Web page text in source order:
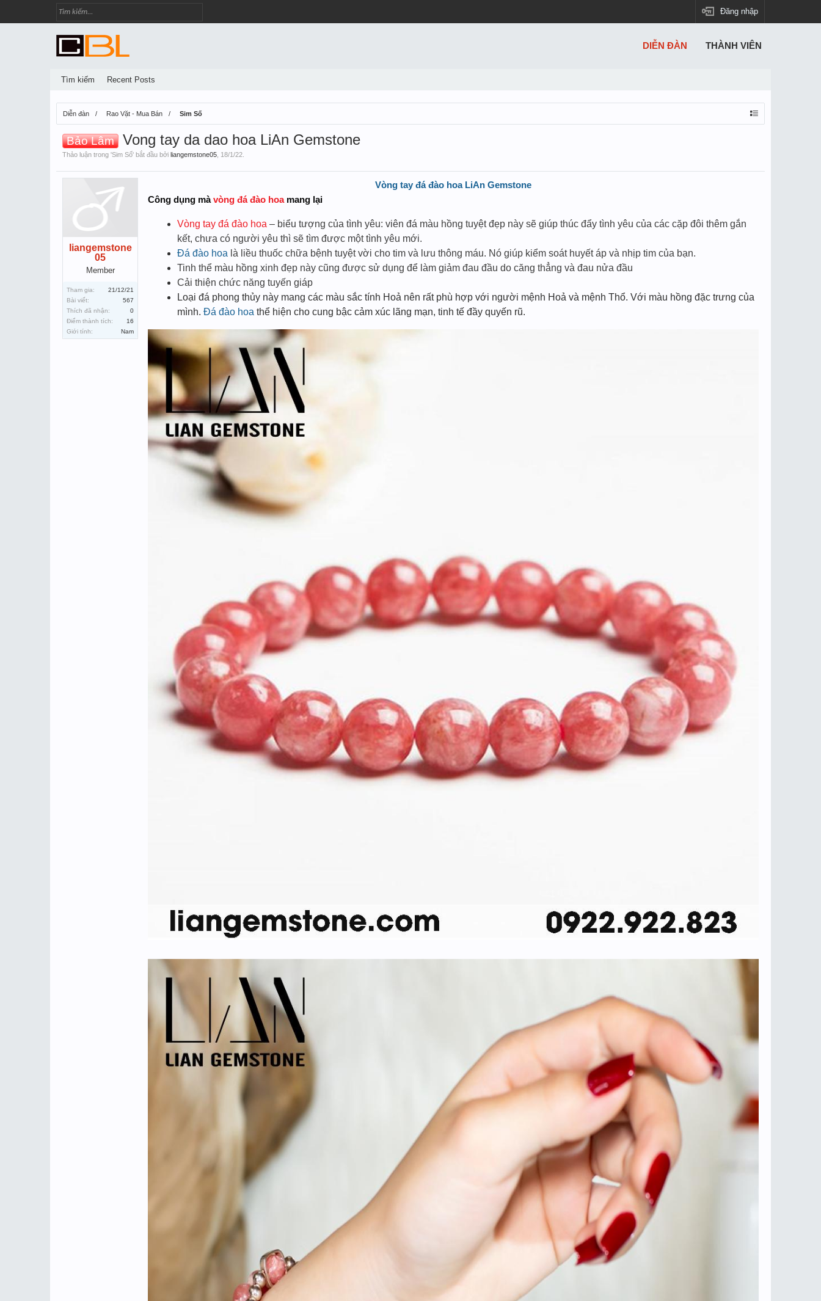
Đăng nhập
Diễn đàn Rao Vặt - Mua Bán Sim Số
Bảo Lâm Vong tay da dao hoa LiAn Gemstone
Thảo luận trong 'Sim Số' bắt đầu bởi liangemstone05 18/1/22
liangemstone
05
Member
Tham gia:
21/12/21
Bài viết:
567
Thích đã nhận:
0
Điểm thành tích:
16
Giới tính:
Nam
Vòng tay đá đào hoa LiAn Gemstone
Công dụng màvòng đá đào hoamang lại
Vòng tay đá đào hoa – biểu tượng của tình yêu: viên đá màu hồng tuyệt đẹp này sẽ giúp thúc đẩy tình yêu của các cặp đôi thêm gắn
kết, chưa có người yêu thì sẽ tìm được một tình yêu mới.
Đá đào hoa là liều thuốc chữa bệnh tuyệt vời cho tim và lưu thông máu. Nó giúp kiểm soát huyết áp và nhịp tim của bạn.
Tinh thể màu hồng xinh đẹp này cũng được sử dụng để làm giảm đau đầu do căng thẳng và đau nửa đầu
Cải thiện chức năng tuyến giáp
Loại đá phong thủy này mang các màu sắc tính Hoả nên rất phù hợp với người mệnh Hoả và mệnh Thổ. Với màu hồng đặc trưng của
mình. Đá đào hoa thể hiện cho cung bậc cảm xúc lãng mạn, tinh tế đầy quyến rũ.
DIỄN ĐÀN
Tìm kiếm Recent Posts
THÀNH VIÊN